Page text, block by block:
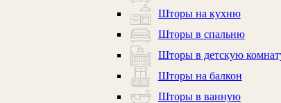
Шторы на кухню
Шторы в спальню
Шторы в детскую
Шторы на балкон
Шторы в ванную